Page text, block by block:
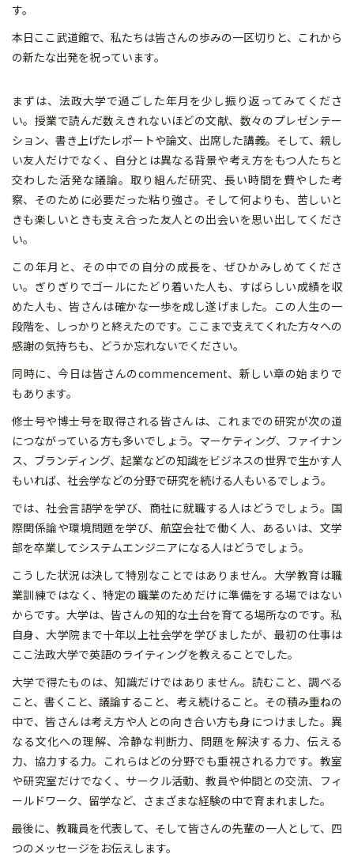
す。
本日ここ武道館で、私たちは皆さんの歩みの一区切りと、これから
の新たな出発を祝っています。
まずは、法政大学で過ごした年月を少し振り返ってみてくださ
い。授業で読んだ数えきれないほどの文献、数々のプレゼンテー
ション、書き上げたレポートや論文、出席した講義。そして、親し
い友人だけでなく、自分とは異なる背景や考え方をもつ人たちと
交わした活発な議論。取り組んだ研究、長い時間を費やした考
察、そのために必要だった粘り強さ。そして何よりも、苦しいと
きも楽しいときも支え合った友人との出会いを思い出してくださ
い。
この年月と、その中での自分の成長を、ぜひかみしめてくださ
い。ぎりぎりでゴールにたどり着いた人も、すばらしい成績を収
めた人も、皆さんは確かな一歩を成し遂げました。この人生の一
段階を、しっかりと終えたのです。ここまで支えてくれた方々への
感謝の気持ちも、どうか忘れないでください。
同時に、今日は皆さんのcommencement、新しい章の始まりで
もあります。
修士号や博士号を取得される皆さんは、これまでの研究が次の道
につながっている方も多いでしょう。マーケティング、ファイナン
ス、ブランディング、起業などの知識をビジネスの世界で生かす人
もいれば、社会学などの分野で研究を続ける人もいるでしょう。
では、社会言語学を学び、商社に就職する人はどうでしょう。国
際関係論や環境問題を学び、航空会社で働く人、あるいは、文学
部を卒業してシステムエンジニアになる人はどうでしょう。
こうした状況は決して特別なことではありません。大学教育は職
業訓練ではなく、特定の職業のためだけに準備をする場ではない
からです。大学は、皆さんの知的な土台を育てる場所なのです。私
自身、大学院まで十年以上社会学を学びましたが、最初の仕事は
ここ法政大学で英語のライティングを教えることでした。
大学で得たものは、知識だけではありません。読むこと、調べる
こと、書くこと、議論すること、考え続けること。その積み重ねの
中で、皆さんは考え方や人との向き合い方も身につけました。異
なる文化への理解、冷静な判断力、問題を解決する力、伝える
力、協力する力。これらはどの分野でも重視される力です。教室
や研究室だけでなく、サークル活動、教員や仲間との交流、フィ
ールドワーク、留学など、さまざまな経験の中で育まれました。
最後に、教職員を代表して、そして皆さんの先輩の一人として、四
つのメッセージをお伝えします。